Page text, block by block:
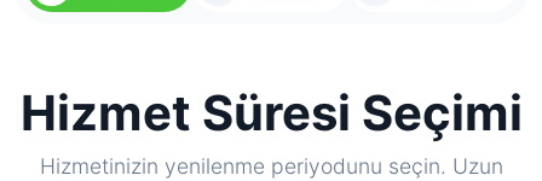
Hizmet Süresi Seçimi
Hizmetinizin yenilenme periyodunu seçin. Uzun